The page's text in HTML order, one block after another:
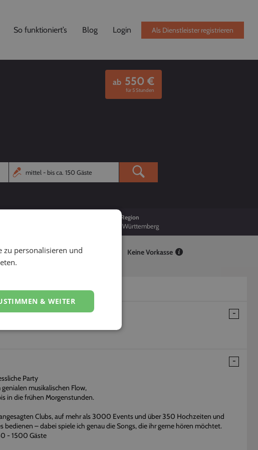
So funktioniert’s Blog Login Als Dienstleister registrieren
ab 550 €
für 5 Stunden
Region
Baden-Württemberg
Keine Vorkasse
Party
musikalischen Flow,
in die frühen Morgenstunden.
Clubs, auf mehr als 3000 Events und über 350 Hochzeiten und
– dabei spiele ich genau die Songs, die ihr gerne hören möchtet.
- 1500 Gäste
zu personalisieren und
& WEITER